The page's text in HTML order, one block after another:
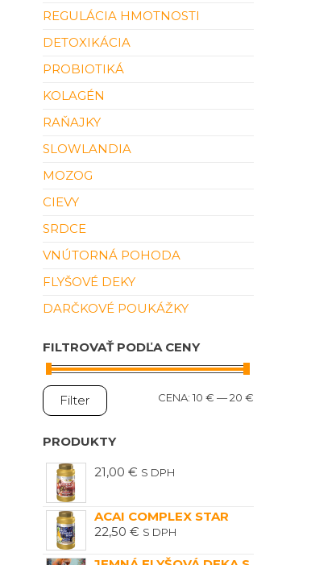
REGULÁCIA HMOTNOSTI
DETOXIKÁCIA
PROBIOTIKÁ
KOLAGÉN
RAŇAJKY
SLOWLANDIA
MOZOG
CIEVY
SRDCE
VNÚTORNÁ POHODA
FLYŠOVÉ DEKY
DARČKOVÉ POUKÁŽKY
FILTROVAŤ PODĽA CENY
Filter CENA: 10 € —20 €
PRODUKTY
21,00 € S DPH
ACAI COMPLEX STAR
22,50 € S DPH